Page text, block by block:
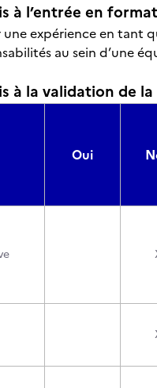
à l’entrée en
expérience en tant
au sein d’une
à la validation de
Oui